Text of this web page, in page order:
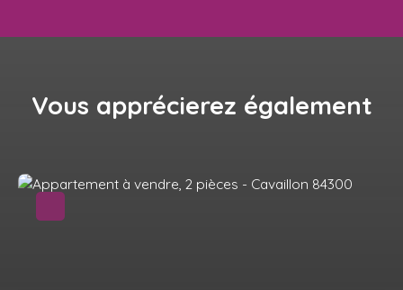
Vous apprécierez également